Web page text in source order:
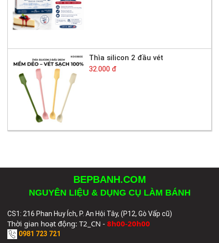
Thìa silicon 2 đầu vét
32.000 đ
BEPBANH.COM
NGUYÊN LIỆU & DỤNG CỤ LÀM BÁNH
CS1: 216 Phan Huy Ích, P. An Hội Tây, (P12, Gò Vấp cũ)
Thời gian hoạt động: T2_CN - 8h00-20h00
0981 723 721